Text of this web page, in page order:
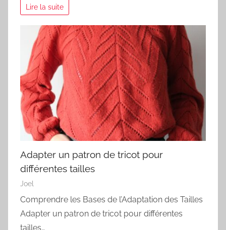
Lire la suite
Adapter un patron de tricot pour
différentes tailles
Joel
Comprendre les Bases de l’Adaptation des Tailles
Adapter un patron de tricot pour différentes
tailles…